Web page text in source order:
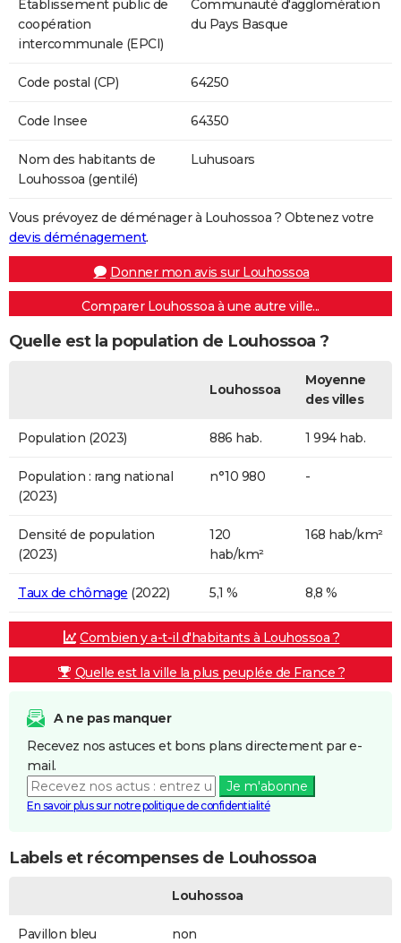
Etablissement public de
coopération
intercommunale (EPCI)
Communauté d'agglomération
du Pays Basque
Code postal (CP) 64250
Code Insee 64350
Nom des habitants de
Louhossoa (gentilé)
Luhusoars
Vous prévoyez de déménager à Louhossoa ? Obtenez votre
devis déménagement.
Donner mon avis sur Louhossoa
Comparer Louhossoa à une autre ville...
Quelle est la population de Louhossoa ?
Louhossoa
Moyenne
des villes
Population (2023) 886 hab. 1 994 hab.
Population : rang national
(2023)
n°10 980 -
Densité de population
(2023)
120
hab/km²
168 hab/km²
Taux de chômage (2022) 5,1 % 8,8 %
Combien y a-t-il d'habitants à Louhossoa ?
Quelle est la ville la plus peuplée de France ?
A ne pas manquer
Recevez nos astuces et bons plans directement par e-
mail.
Je m'abonne
En savoir plus sur notre politique de confidentialité
Labels et récompenses de Louhossoa
Louhossoa
Pavillon bleu non